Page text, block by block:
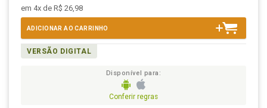
em 4x de R$ 26,98
ADICIONAR AO CARRINHO
VERSÃO DIGITAL
Disponível para:
Conferir regras